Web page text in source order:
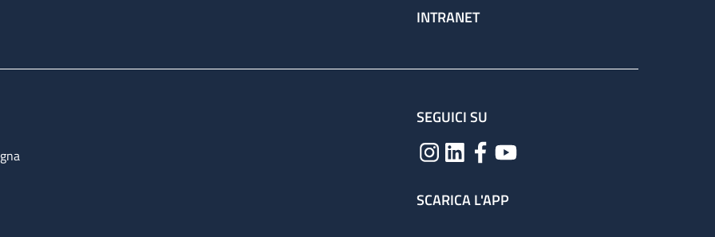
INTRANET
SEGUICI SU
SCARICA L'APP